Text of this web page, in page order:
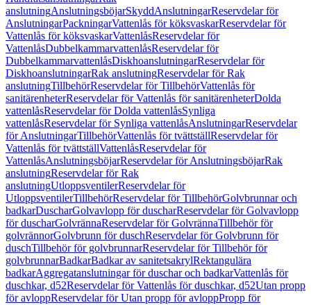
anslutningAnslutningsböjarSkyddAnslutningarReservdelar för
AnslutningarPackningarVattenlås för köksvaskarReservdelar för
Vattenlås för köksvaskarVattenlåsReservdelar för
VattenlåsDubbelkammarvattenlåsReservdelar för
DubbelkammarvattenlåsDiskhoanslutningarReservdelar för
DiskhoanslutningarRak anslutningReservdelar för Rak
anslutningTillbehörReservdelar för TillbehörVattenlås för
sanitärenheterReservdelar för Vattenlås för sanitärenheterDolda
vattenlåsReservdelar för Dolda vattenlåsSynliga
vattenlåsReservdelar för Synliga vattenlåsAnslutningarReservdelar
för AnslutningarTillbehörVattenlås för tvättställReservdelar för
Vattenlås för tvättställVattenlåsReservdelar för
VattenlåsAnslutningsböjarReservdelar för AnslutningsböjarRak
anslutningReservdelar för Rak
anslutningUtloppsventilerReservdelar för
UtloppsventilerTillbehörReservdelar för TillbehörGolvbrunnar och
badkarDuscharGolvavlopp för duscharReservdelar för Golvavlopp
för duscharGolvrännaReservdelar för GolvrännaTillbehör för
golvrännorGolvbrunn för duschReservdelar för Golvbrunn för
duschTillbehör för golvbrunnarReservdelar för Tillbehör för
golvbrunnarBadkarBadkar av sanitetsakrylRektangulära
badkarAggregatanslutningar för duschar och badkarVattenlås för
duschkar, d52Reservdelar för Vattenlås för duschkar, d52Utan propp
för avloppReservdelar för Utan propp för avloppPropp för